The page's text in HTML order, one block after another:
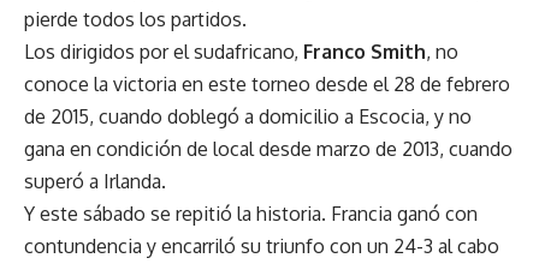
pierde todos los partidos.
Los dirigidos por el sudafricano, Franco Smith, no
conoce la victoria en este torneo desde el 28 de febrero
de 2015, cuando doblegó a domicilio a Escocia, y no
gana en condición de local desde marzo de 2013, cuando
superó a Irlanda.
Y este sábado se repitió la historia. Francia ganó con
contundencia y encarriló su triunfo con un 24-3 al cabo